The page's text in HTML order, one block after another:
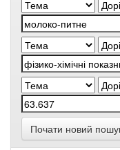
Почати новий